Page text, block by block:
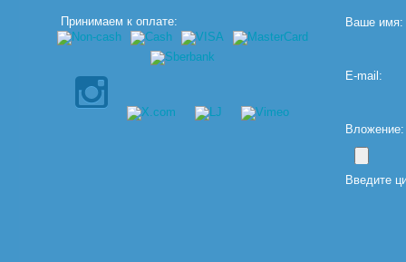
Принимаем к оплате: Ваше имя:
E-mail:
Введите